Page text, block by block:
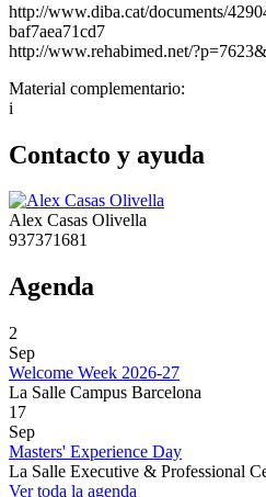
http://www.diba.cat/documents/
baf7aea71cd7
http://www.rehabimed.net/
Material complementario:
i
Contacto y ayuda
Alex Casas Olivella
937371681
Agenda
2
Sep
Welcome Week 2026-27
La Salle Campus Barcelona
17
Sep
Masters' Experience Day
La Salle Executive & Professional
Ver toda la agenda